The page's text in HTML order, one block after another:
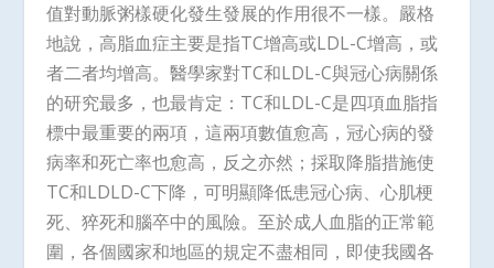
值對動脈粥樣硬化發生發展的作用很不一樣。嚴格
地說，高脂血症主要是指TC增高或LDL-C增高，或
者二者均增高。醫學家對TC和LDL-C與冠心病關係
的研究最多，也最肯定：TC和LDL-C是四項血脂指
標中最重要的兩項，這兩項數值愈高，冠心病的發
病率和死亡率也愈高，反之亦然；採取降脂措施使
TC和LDLD-C下降，可明顯降低患冠心病、心肌梗
死、猝死和腦卒中的風險。至於成人血脂的正常範
圍，各個國家和地區的規定不盡相同，即使我國各